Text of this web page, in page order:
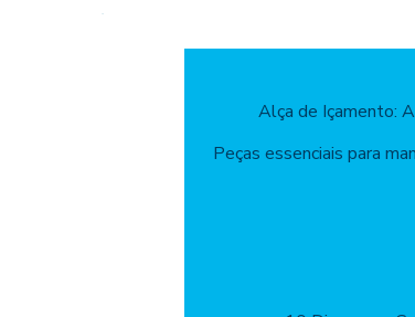
Alça de Içamento:
Peças essenciais para